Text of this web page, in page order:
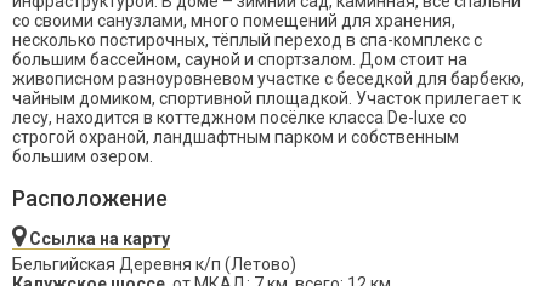
со своими санузлами, много помещений для хранения,
несколько постирочных, тёплый переход в спа-комплекс с
большим бассейном, сауной и спортзалом. Дом стоит на
живописном разноуровневом участке с беседкой для барбекю,
чайным домиком, спортивной площадкой. Участок прилегает к
лесу, находится в коттеджном посёлке класса De-luxe со
строгой охраной, ландшафтным парком и собственным
большим озером.
Расположение
Ссылка на карту
Бельгийская Деревня к/п (Летово)